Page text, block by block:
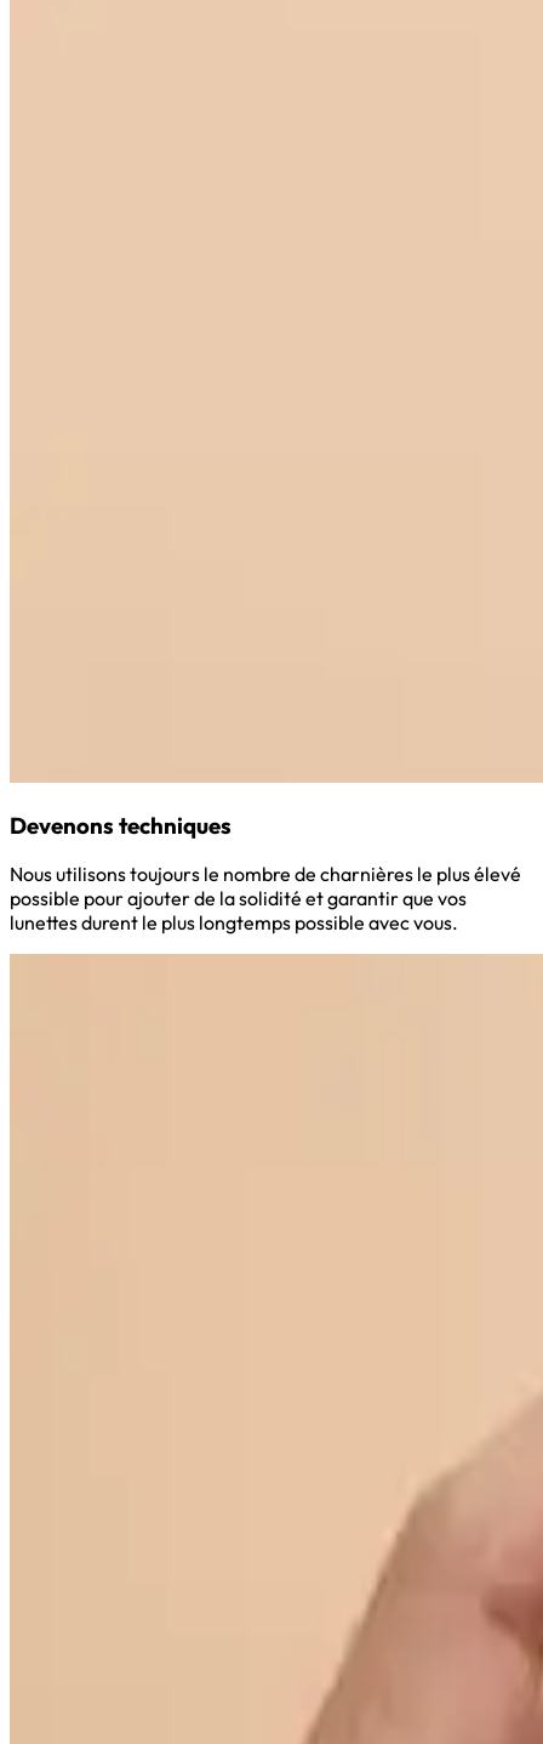
Devenons techniques
Nous utilisons toujours le nombre de charnières le plus élevé
possible pour ajouter de la solidité et garantir que vos
lunettes durent le plus longtemps possible avec vous.